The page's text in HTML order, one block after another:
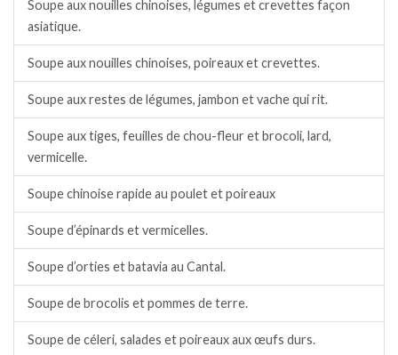
Soupe aux nouilles chinoises, légumes et crevettes façon
asiatique.
Soupe aux nouilles chinoises, poireaux et crevettes.
Soupe aux restes de légumes, jambon et vache qui rit.
Soupe aux tiges, feuilles de chou-fleur et brocoli, lard,
vermicelle.
Soupe chinoise rapide au poulet et poireaux
Soupe d’épinards et vermicelles.
Soupe d’orties et batavia au Cantal.
Soupe de brocolis et pommes de terre.
Soupe de céleri, salades et poireaux aux œufs durs.